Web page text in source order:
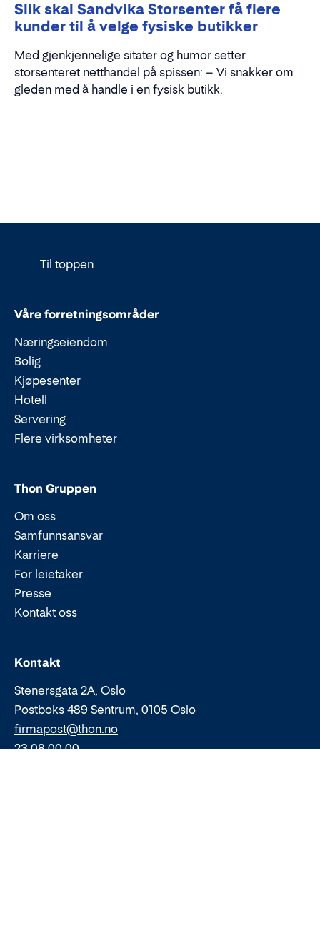
Slik skal Sandvika Storsenter få flere
kunder til å velge fysiske butikker
Med gjenkjennelige sitater og humor setter
storsenteret netthandel på spissen: – Vi snakker om
gleden med å handle i en fysisk butikk.
Til toppen
Våre forretningsområder
Næringseiendom
Bolig
Kjøpesenter
Hotell
Servering
Flere virksomheter
Thon Gruppen
Om oss
Samfunnsansvar
Karriere
For leietaker
Presse
Kontakt oss
Kontakt
Stenersgata 2A, Oslo
Postboks 489 Sentrum, 0105 Oslo
Epost:
firmapost@thon.no
Telefon:
23 08 00 00